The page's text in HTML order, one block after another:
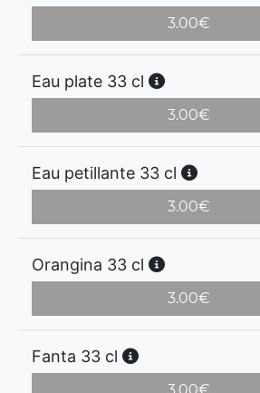
3.00€
Eau plate 33 cl
3.00€
Eau petillante 33 cl
3.00€
Orangina 33 cl
3.00€
Fanta 33 cl